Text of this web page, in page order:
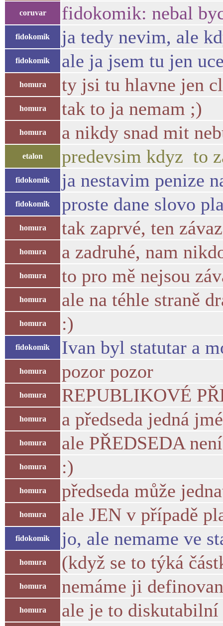
coruvar fidokomik: nebal
fidokomik ja tedy nevim, ale
fidokomik ale ja jsem tu jen
homura ty jsi tu hlavne jen
homura tak to ja nemam ;)
homura a nikdy snad mit
etalon predevsim kdyz to
fidokomik ja nestavim penize
fidokomik proste dane slovo
homura tak zaprvé, ten
homura a zadruhé, nam
homura to pro mě nejsou
homura ale na téhle straně
homura :)
fidokomik Ivan byl statutar a
homura pozor pozor
homura REPUBLIKOVÉ
homura a předseda jedná
homura ale PŘEDSEDA
homura :)
homura předseda může
homura ale JEN v případě
fidokomik jo, ale nemame ve
homura (když se to týká
homura nemáme ji
homura
ale je to diskutabilní